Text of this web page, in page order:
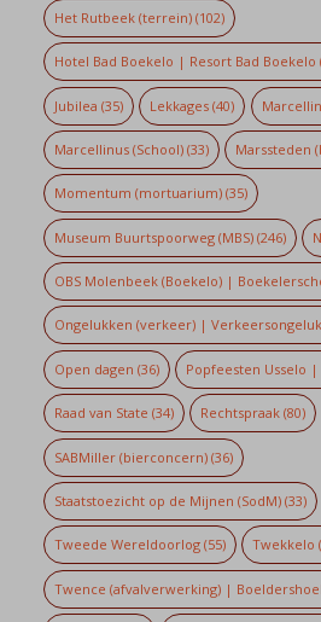
Het Rutbeek (terrein)(102)
Hotel Bad Boekelo | Resort Bad Boekelo
Jubilea (35) Lekkages (40)
Marcellinus (School)(33) Marssteden
Momentum (mortuarium)(35)
Museum Buurtspoorweg (MBS)(246)
OBS Molenbeek (Boekelo) |
Ongelukken (verkeer) |
Open dagen (36) Popfeesten Usselo
Raad van State (34) Rechtspraak (80)
SABMiller (bierconcern)(36)
Staatstoezicht op de Mijnen (SodM)(33)
Tweede Wereldoorlog(55) Twekkelo
Twence (afvalverwerking) |